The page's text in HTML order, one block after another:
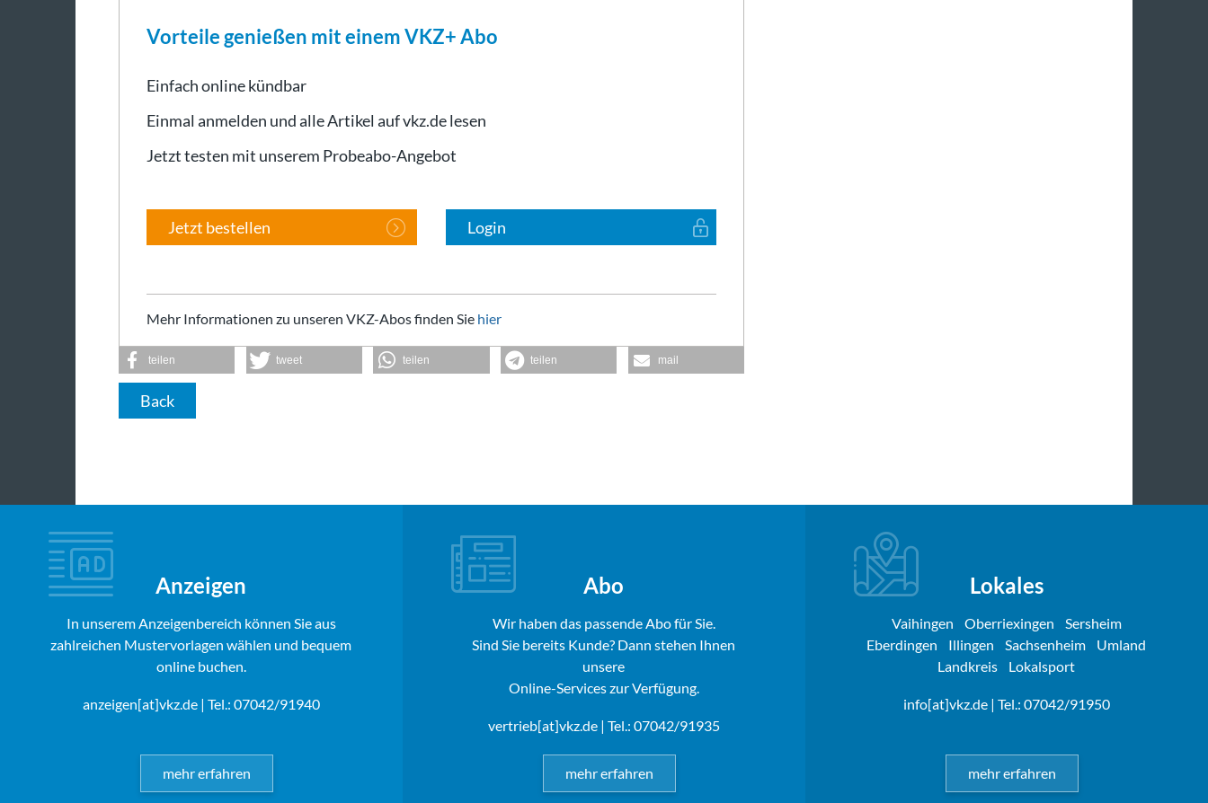
Vorteile genießen mit einem VKZ+ Abo
Einfach online kündbar
Einmal anmelden und alle Artikel auf vkz.de lesen
Jetzt testen mit unserem Probeabo-Angebot
Jetzt bestellen Login
Mehr Informationen zu unseren VKZ-Abos finden Sie hier
teilen tweet teilen teilen mail
Back
Anzeigen
In unserem Anzeigenbereich können Sie aus
zahlreichen Mustervorlagen wählen und bequem
online buchen.
anzeigen[at]vkz.de| Tel.: 07042/91940
mehr erfahren
Abo
Wir haben das passende Abo für Sie.
Sind Sie bereits Kunde? Dann stehen Ihnen
unsere
Online-Services zur Verfügung.
vertrieb[at]vkz.de| Tel.: 07042/91935
mehr erfahren
Lokales
Vaihingen Oberriexingen
Sersheim
Eberdingen
Illingen Sachsenheim
Umland
Landkreis
Lokalsport
info[at]vkz.de| Tel.: 07042/91950
mehr erfahren